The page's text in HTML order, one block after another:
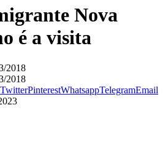
Nova
é a visita
2018
2018
TwitterPinterestWhatsappTelegramEmail